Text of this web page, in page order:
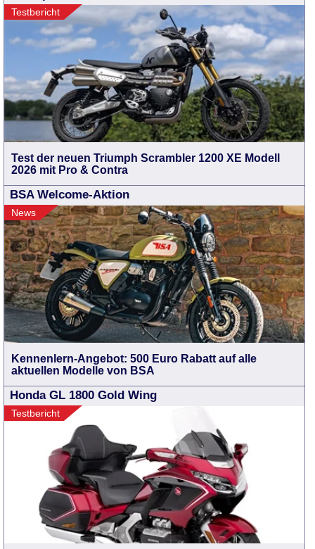
Testbericht
Test der neuen Triumph Scrambler 1200 XE Modell
2026 mit Pro & Contra
BSA Welcome-Aktion
News
Kennenlern-Angebot: 500 Euro Rabatt auf alle
aktuellen Modelle von BSA
Honda GL 1800 Gold Wing
Testbericht